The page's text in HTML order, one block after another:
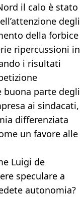
il calo è stato
degli
della forbice
ripercussioni in
i risultati
buona parte degli
ai sindacati,
differenziata
un favore alle
Luigi de
speculare a
autonomia?